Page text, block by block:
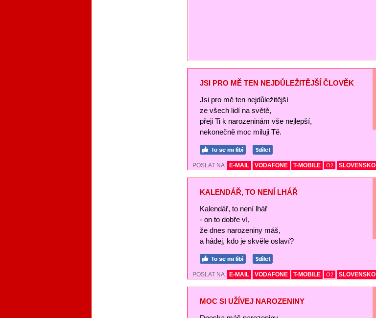
JSI PRO MĚ TEN NEJDŮLEŽITĚJŠÍ ČLOVĚK
Jsi pro mě ten nejdůležitější
ze všech lidí na světě,
přeji Ti k narozeninám vše nejlepší,
nekonečně moc miluji Tě.
POSLAT NA E-MAIL VODAFONE T-MOBILE O2 SLOVENSKO
KALENDÁŘ, TO NENÍ LHÁŘ
Kalendář, to není lhář
- on to dobře ví,
že dnes narozeniny máš,
a hádej, kdo je skvěle oslaví?
POSLAT NA E-MAIL VODAFONE T-MOBILE O2 SLOVENSKO
MOC SI UŽÍVEJ NAROZENINY